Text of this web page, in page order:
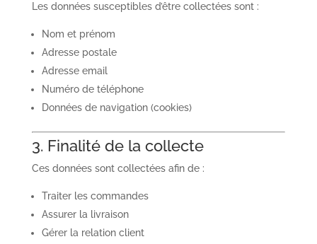
Les données susceptibles d’être collectées sont :
Nom et prénom
Adresse postale
Adresse email
Numéro de téléphone
Données de navigation (cookies)
3. Finalité de la collecte
Ces données sont collectées afin de :
Traiter les commandes
Assurer la livraison
Gérer la relation client